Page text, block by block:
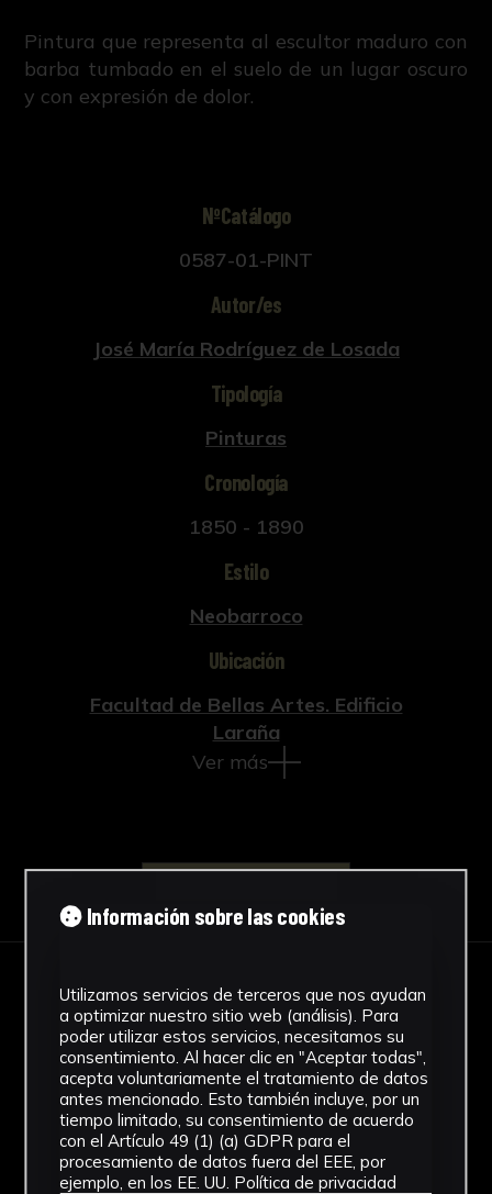
Pintura que representa al escultor maduro con
barba tumbado en el suelo de un lugar oscuro
y con expresión de dolor.
NºCatálogo
0587-01-PINT
Autor/es
José María Rodríguez de Losada
Tipología
Pinturas
Cronología
1850 - 1890
Estilo
Neobarroco
Ubicación
Facultad de Bellas Artes. Edificio
Laraña
Ver más
IMÁGENES
Información sobre las cookies
Utilizamos servicios de terceros que nos ayudan
a optimizar nuestro sitio web (análisis). Para
poder utilizar estos servicios, necesitamos su
consentimiento. Al hacer clic en "Aceptar todas",
acepta voluntariamente el tratamiento de datos
antes mencionado. Esto también incluye, por un
tiempo limitado, su consentimiento de acuerdo
con el Artículo 49 (1) (a) GDPR para el
procesamiento de datos fuera del EEE, por
ejemplo, en los EE. UU. Política de privacidad